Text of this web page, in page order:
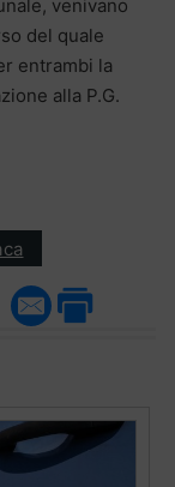
venivano
del quale
entrambi la
alla P.G.